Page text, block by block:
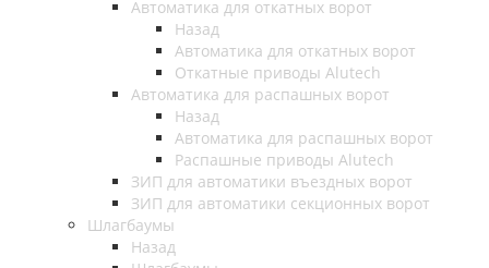
Автоматика для откатных ворот
Назад
Автоматика для откатных ворот
Откатные приводы Alutech
Автоматика для распашных ворот
Назад
Автоматика для распашных ворот
Распашные приводы Alutech
ЗИП для автоматики въездных ворот
ЗИП для автоматики секционных ворот
Шлагбаумы
Назад